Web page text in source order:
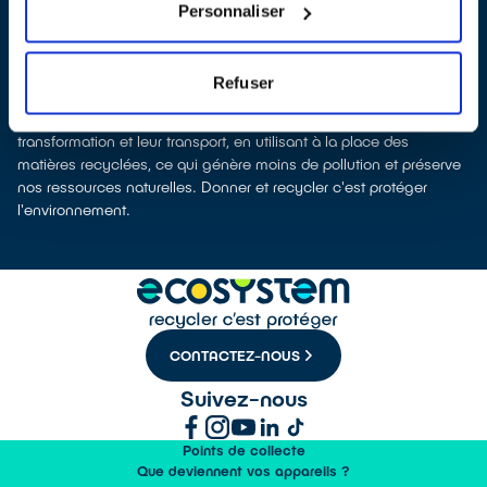
Personnaliser
Refuser
La fabrication d’équipements électriques neufs est génératrice de
pollution et consommatrice de ressources naturelles. Donner son
appareil permet d’éviter la fabrication de nouveaux produits en
alimentant le marché de la seconde main. Le recyclage permet
d'éviter l'extraction de matières premières brutes, leur
transformation et leur transport, en utilisant à la place des
matières recyclées, ce qui génère moins de pollution et préserve
nos ressources naturelles. Donner et recycler c'est protéger
l'environnement.
CONTACTEZ-NOUS
Suivez-nous
Points de collecte
Que deviennent vos appareils ?